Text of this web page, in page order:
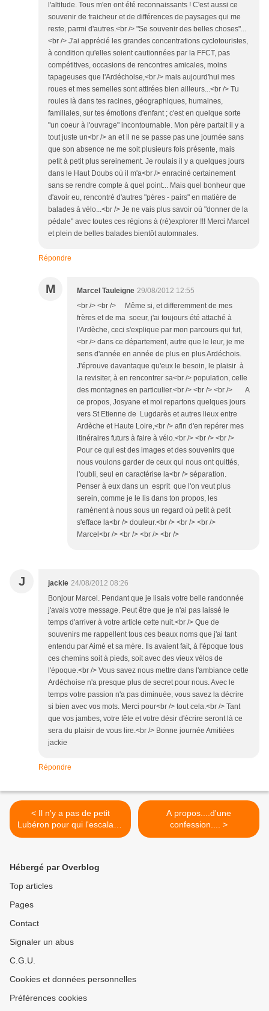
l'altitude. Tous m'en ont été reconnaissants ! C'est aussi ce
souvenir de fraicheur et de différences de paysages qui me
reste, parmi d'autres.<br /> "Se souvenir des belles choses"...
<br /> J'ai apprécié les grandes concentrations cyclotouristes,
à condition qu'elles soient cautionnées par la FFCT, pas
compétitives, occasions de rencontres amicales, moins
tapageuses que l'Ardéchoise,<br /> mais aujourd'hui mes
roues et mes semelles sont attirées bien ailleurs...<br /> Tu
roules là dans tes racines, géographiques, humaines,
familiales, sur tes émotions d'enfant ; c'est en quelque sorte
"un coeur à l'ouvrage" incontournable. Mon père partait il y a
tout juste un<br /> an et il ne se passe pas une journée sans
que son absence ne me soit plusieurs fois présente, mais
petit à petit plus sereinement. Je roulais il y a quelques jours
dans le Haut Doubs où il m'a<br /> enraciné certainement
sans se rendre compte à quel point... Mais quel bonheur que
d'avoir eu, rencontré d'autres "pères - pairs" en matière de
balades à vélo...<br /> Je ne vais plus savoir où "donner de la
pédale" avec toutes ces régions à (ré)explorer !!! Merci Marcel
et plein de belles balades bientôt automnales.
Répondre
M Marcel Tauleigne 29/08/2012 12:55
<br /> <br /> Même si, et differemment de mes
frères et de ma soeur, j'ai toujours été attaché à
l'Ardèche, ceci s'explique par mon parcours qui fut,
<br /> dans ce département, autre que le leur, je me
sens d'année en année de plus en plus Ardéchois.
J'éprouve davantaque qu'eux le besoin, le plaisir à
la revisiter, à en rencontrer sa<br /> population, celle
des montagnes en particulier.<br /> <br /> <br /> A
ce propos, Josyane et moi repartons quelques jours
vers St Etienne de Lugdarès et autres lieux entre
Ardèche et Haute Loire,<br /> afin d'en repérer mes
itinéraires futurs à faire à vélo.<br /> <br /> <br />
Pour ce qui est des images et des souvenirs que
nous voulons garder de ceux qui nous ont quittés,
l'oubli, seul en caractérise la<br /> séparation.
Penser à eux dans un esprit que l'on veut plus
serein, comme je le lis dans ton propos, les
ramènent à nous sous un regard où petit à petit
s'efface la<br /> douleur.<br /> <br /> <br />
Marcel<br /> <br /> <br /> <br />
J jackie 24/08/2012 08:26
Bonjour Marcel. Pendant que je lisais votre belle randonnée
j'avais votre message. Peut être que je n'ai pas laissé le
temps d'arriver à votre article cette nuit.<br /> Que de
souvenirs me rappellent tous ces beaux noms que j'ai tant
entendu par Aimé et sa mère. Ils avaient fait, à l'époque tous
ces chemins soit à pieds, soit avec des vieux vélos de
l'époque.<br /> Vous savez nous mettre dans l'ambiance cette
Ardéchoise n'a presque plus de secret pour nous. Avec le
temps votre passion n'a pas diminuée, vous savez la décrire
si bien avec vos mots. Merci pour<br /> tout cela.<br /> Tant
que vos jambes, votre tête et votre désir d'écrire seront là ce
sera du plaisir de vous lire.<br /> Bonne journée Amitiées
jackie
Répondre
< Il n'y a pas de petit
Lubéron pour qui l'escalade
à vélo!
A propos....d'une
confession.... >
Hébergé par Overblog
Top articles
Pages
Contact
Signaler un abus
C.G.U.
Cookies et données personnelles
Préférences cookies